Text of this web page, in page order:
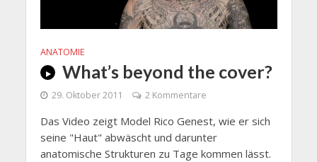
ANATOMIE
What’s beyond the cover?
29. Oktober 2011 2 Kommentare
Das Video zeigt Model Rico Genest, wie er sich
seine "Haut" abwäscht und darunter
anatomische Strukturen zu Tage kommen lässt.